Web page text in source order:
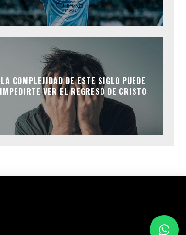
LA COMPLEJIDAD DE ESTE SIGLO PUEDE
IMPEDIRTE VER EL REGRESO DE CRISTO